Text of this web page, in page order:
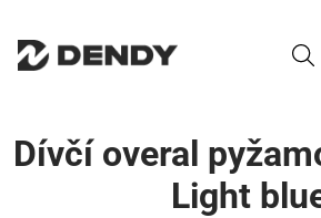
obsah
Dívčí overal
Light